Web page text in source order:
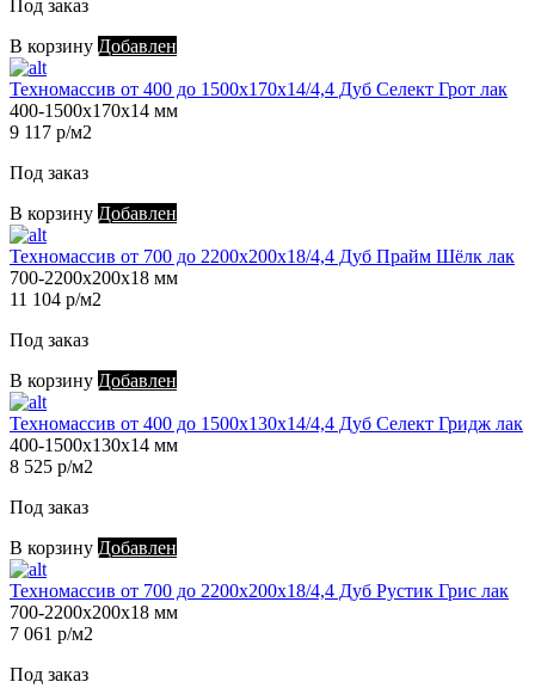
Под заказ
В корзину Добавлен
Техномассив от 400 до 1500х170х14/4,4 Дуб Селект Грот лак
400-1500х170х14 мм
9 117 р/м2
Под заказ
В корзину Добавлен
Техномассив от 700 до 2200х200х18/4,4 Дуб Прайм Шёлк лак
700-2200х200х18 мм
11 104 р/м2
Под заказ
В корзину Добавлен
Техномассив от 400 до 1500х130х14/4,4 Дуб Селект Гридж лак
400-1500х130х14 мм
8 525 р/м2
Под заказ
В корзину Добавлен
Техномассив от 700 до 2200х200х18/4,4 Дуб Рустик Грис лак
700-2200х200х18 мм
7 061 р/м2
Под заказ